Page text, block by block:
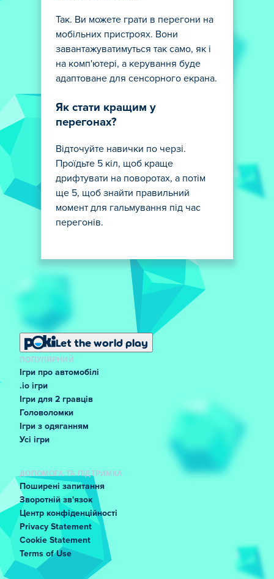
Так. Ви можете грати в перегони на
мобільних пристроях. Вони
завантажуватимуться так само, як і
на комп'ютері, а керування буде
адаптоване для сенсорного екрана.
Як стати кращим у
перегонах?
Відточуйте навички по черзі.
Проїдьте 5 кіл, щоб краще
дрифтувати на поворотах, а потім
ще 5, щоб знайти правильний
момент для гальмування під час
перегонів.
Let the world play
ПОПУЛЯРНИЙ
Ігри про автомобілі
.io ігри
Ігри для 2 гравців
Головоломки
Ігри з одяганням
Усі ігри
ДОПОМОГА ТА ПІДТРИМКА
Поширені запитання
Зворотній зв'язок
Центр конфіденційності
Privacy Statement
Cookie Statement
Terms of Use